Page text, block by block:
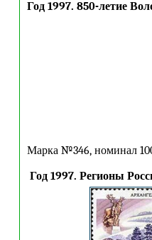
Год 1997. 850-летие
Марка №346, номинал
Год 1997. Регионы